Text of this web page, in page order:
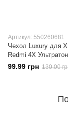
Артикул: 550260681
Чехол Luxury для
Redmi 4X
Gold
99.99 грн 130.00